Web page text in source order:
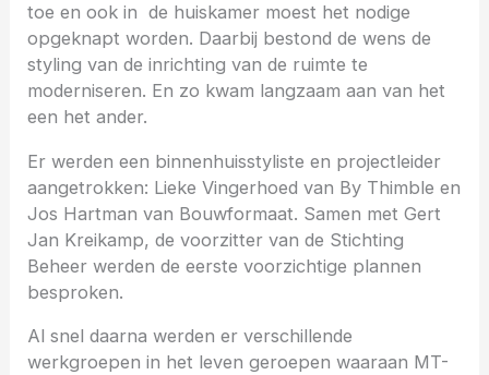
toe en ook in de huiskamer moest het nodige
opgeknapt worden. Daarbij bestond de wens de
styling van de inrichting van de ruimte te
moderniseren. En zo kwam langzaam aan van het
een het ander.
Er werden een binnenhuisstyliste en projectleider
aangetrokken: Lieke Vingerhoed van By Thimble en
Jos Hartman van Bouwformaat. Samen met Gert
Jan Kreikamp, de voorzitter van de Stichting
Beheer werden de eerste voorzichtige plannen
besproken.
Al snel daarna werden er verschillende
werkgroepen in het leven geroepen waaraan MT-